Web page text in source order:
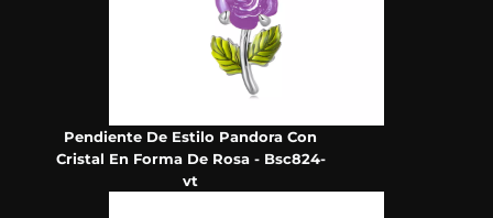
Pendiente De Estilo Pandora Con
Cristal En Forma De Rosa - Bsc824-
vt